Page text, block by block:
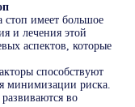
имеет большое
и лечения этой
аспектов, которые
способствуют
минимизации риска.
во